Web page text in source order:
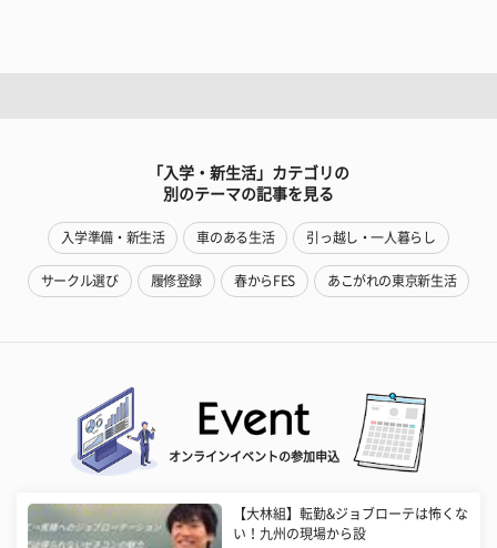
「入学・新生活」カテゴリの
別のテーマの記事を見る
入学準備・新生活 車のある生活 引っ越し・一人暮らし
サークル選び 履修登録 春からFES あこがれの東京新生活
オンラインイベントの参加申込
【大林組】転勤&ジョブローテは怖くな
い！九州の現場から設